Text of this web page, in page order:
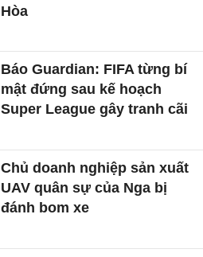
Hòa
Báo Guardian: FIFA từng bí
mật đứng sau kế hoạch
Super League gây tranh cãi
Chủ doanh nghiệp sản xuất
UAV quân sự của Nga bị
đánh bom xe